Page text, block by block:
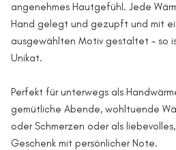
angenehmes Hautgefühl. Jede
Hand gelegt und gezupft und mit
ausgewählten Motiv gestaltet – so
Unikat.
Perfekt für unterwegs als
gemütliche Abende, wohltuende
oder Schmerzen oder als
Geschenk mit persönlicher Note.